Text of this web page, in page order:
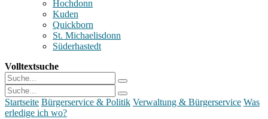
Hochdonn
Kuden
Quickborn
St. Michaelisdonn
Süderhastedt
Volltextsuche
Startseite Bürgerservice & Politik Verwaltung & Bürgerservice Was
erledige ich wo?